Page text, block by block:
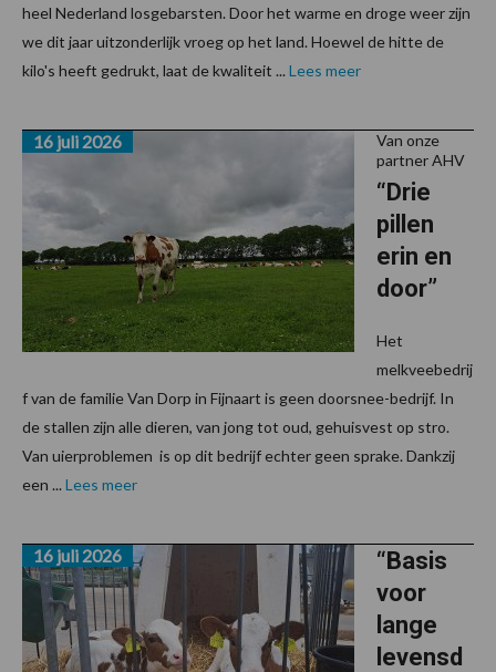
heel Nederland losgebarsten. Door het warme en droge weer zijn
we dit jaar uitzonderlijk vroeg op het land. Hoewel de hitte de
kilo's heeft gedrukt, laat de kwaliteit ... Lees meer
Van onze
partner AHV
“Drie
pillen
erin en
door”
16 juli 2026
Het
melkveebedrij
f van de familie Van Dorp in Fijnaart is geen doorsnee-bedrijf. In
de stallen zijn alle dieren, van jong tot oud, gehuisvest op stro.
Van uierproblemen is op dit bedrijf echter geen sprake. Dankzij
een ... Lees meer
“Basis
voor
lange
levensd
16 juli 2026